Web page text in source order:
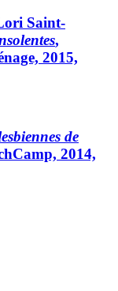
Saint-
,
2015,
de
2014,